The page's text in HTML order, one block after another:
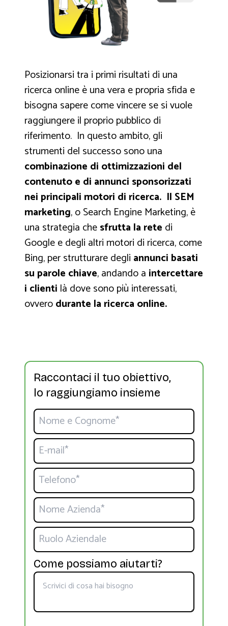
Posizionarsi tra i primi risultati di una
ricerca online è una vera e propria sfida e
bisogna sapere come vincere se si vuole
raggiungere il proprio pubblico di
riferimento. In questo ambito, gli
strumenti del successo sono una
combinazione di ottimizzazioni del
contenuto e di annunci sponsorizzati
nei principali motori di ricerca. Il SEM
marketing, o Search Engine Marketing, è
una strategia chesfrutta la rete di
Google e degli altri motori di ricerca, come
Bing, per strutturare degli annunci basati
su parole chiave, andando a intercettare
i clienti là dove sono più interessati,
ovverodurante la ricerca online.
Raccontaci il tuo obiettivo,
lo raggiungiamo insieme
Come possiamo aiutarti?